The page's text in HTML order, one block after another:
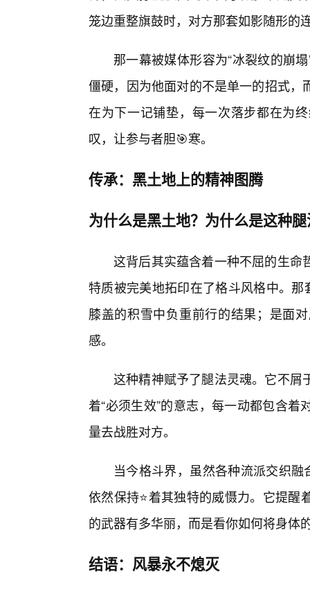
笼边重整旗鼓时，对方那套如影随形的
那一幕被媒体形容为“冰裂纹的崩
僵硬，因为他面对的不是单一的招式
在为下一记铺垫，每一次落步都在为
叹，让参与者胆🎯寒。
传承：黑土地上的精神图腾
为什么是黑土地？为什么是这种
这背后其实蕴含着一种不屈的生命
特质被完美地拓印在了格斗风格中。
膝盖的积雪中负重前行的结果；是面
感。
这种精神赋予了腿法灵魂。它不屑
着“必须生效”的意志，每一动都包含
量去战胜对方。
当今格斗界，虽然各种流派交织
依然保持⭐着其独特的威慑力。它提
的武器有多华丽，而是看你如何将身体
结语：风暴永不熄灭